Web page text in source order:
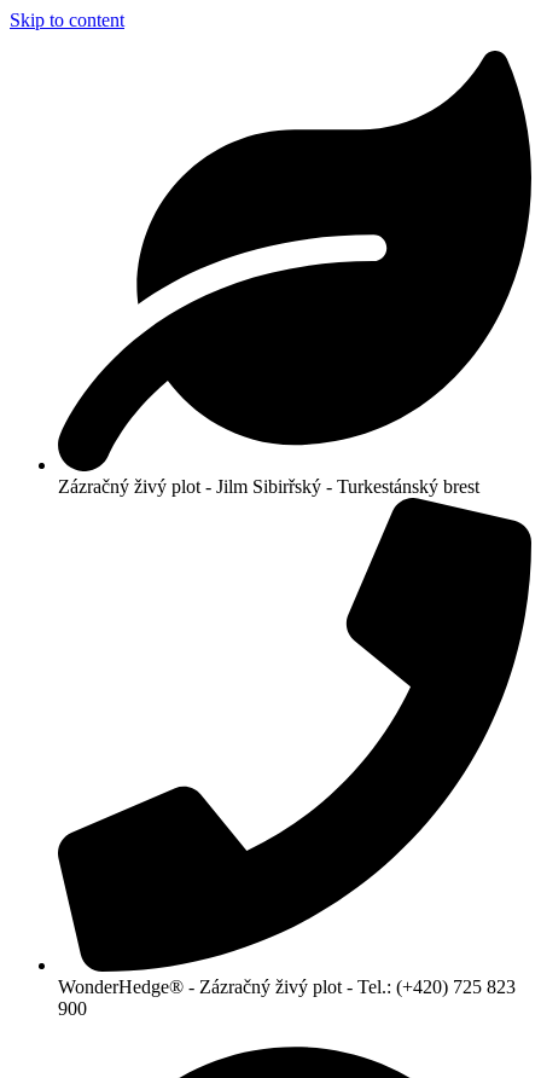
Skip to content
Zázračný živý plot - Jilm Sibirřský - Turkestánský brest
WonderHedge® - Zázračný živý plot - Tel.: (+420) 725 823
900